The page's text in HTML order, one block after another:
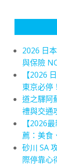
2026 日
與保險
【2026
東京必停
道之驛阿
禮與交通
【2026
薦：美食
砂川 SA
際停靠心